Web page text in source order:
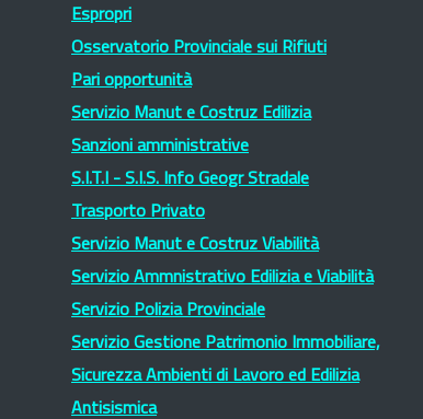
Espropri
Osservatorio Provinciale sui Rifiuti
Pari opportunità
Servizio Manut e Costruz Edilizia
Sanzioni amministrative
S.I.T.I - S.I.S. Info Geogr Stradale
Trasporto Privato
Servizio Manut e Costruz Viabilità
Servizio Ammnistrativo Edilizia e Viabilità
Servizio Polizia Provinciale
Servizio Gestione Patrimonio Immobiliare,
Sicurezza Ambienti di Lavoro ed Edilizia
Antisismica